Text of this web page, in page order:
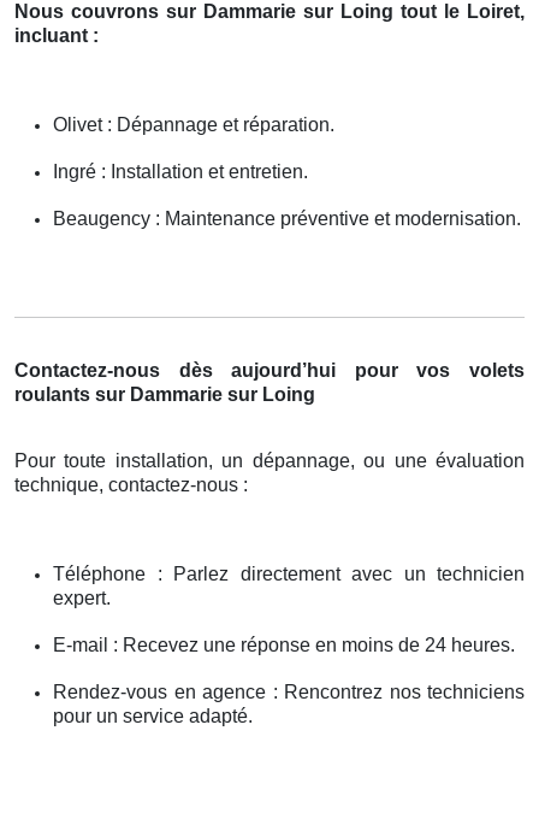
Nous couvrons sur Dammarie sur Loing tout le Loiret,
incluant :
Olivet : Dépannage et réparation.
Ingré : Installation et entretien.
Beaugency : Maintenance préventive et modernisation.
Contactez-nous dès aujourd’hui pour vos volets
roulants sur Dammarie sur Loing
Pour toute installation, un dépannage, ou une évaluation
technique, contactez-nous :
Téléphone : Parlez directement avec un technicien
expert.
E-mail : Recevez une réponse en moins de 24 heures.
Rendez-vous en agence : Rencontrez nos techniciens
pour un service adapté.